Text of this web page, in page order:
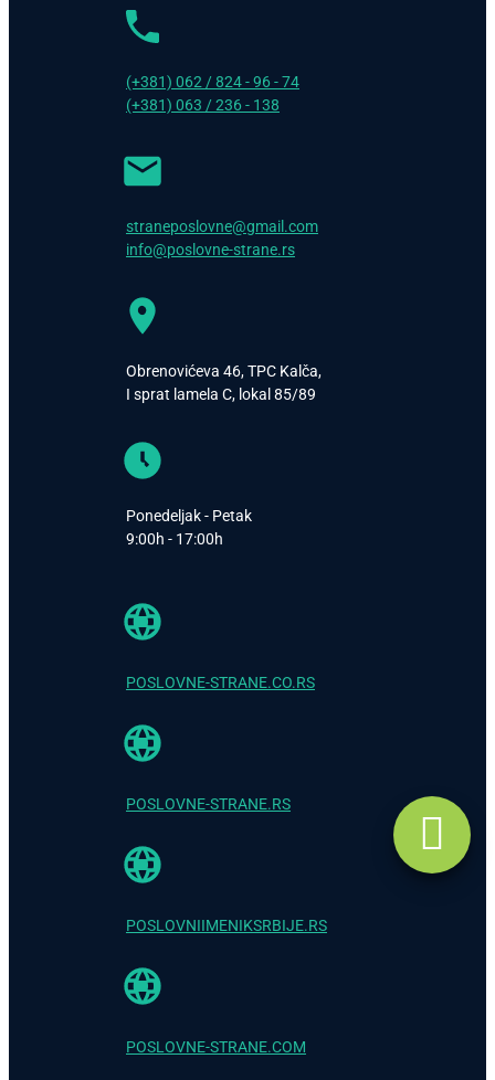
(+381) 062 / 824 - 96 - 74
(+381) 063 / 236 - 138
straneposlovne@gmail.com
info@poslovne-strane.rs
Obrenovićeva 46, TPC Kalča,
I sprat lamela C, lokal 85/89
Ponedeljak - Petak
9:00h - 17:00h
POSLOVNE-STRANE.CO.RS
POSLOVNE-STRANE.RS
POSLOVNIIMENIKSRBIJE.RS
POSLOVNE-STRANE.COM